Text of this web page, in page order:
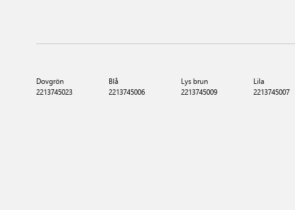
Dovgrön
2213745023
Blå
2213745006
Lys brun
2213745009
Lila
2213745007